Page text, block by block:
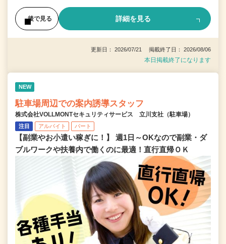
後で見る 詳細を見る
更新日： 2026/07/21 掲載終了日： 2026/08/06
本日掲載終了になります
NEW
駐車場周辺での案内誘導スタッフ
株式会社VOLLMONTセキュリティサービス 立川支社（駐車場）
注目 アルバイト パート
【副業やお小遣い稼ぎに！】 週1日～OKなので副業・ダ
ブルワークや扶養内で働くのに最適！直行直帰ＯＫ